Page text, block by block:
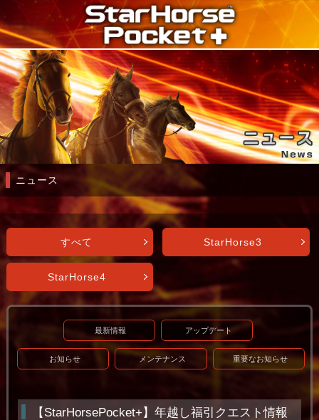
ニュース
すべて StarHorse3
StarHorse4
最新情報 アップデート
お知らせ メンテナンス 重要なお知らせ
【StarHorsePocket+】年越し福引クエスト情報